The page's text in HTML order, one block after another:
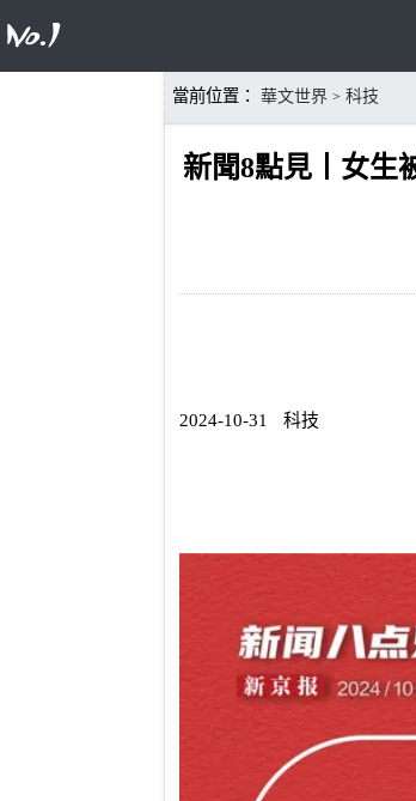
當前位置： 華文世界 > 科技
新聞8點見丨女生
2024-10-31 科技